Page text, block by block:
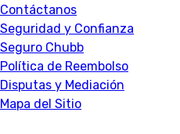
Contáctanos
Seguridad y Confianza
Seguro Chubb
Política de Reembolso
Disputas y Mediación
Mapa del Sitio